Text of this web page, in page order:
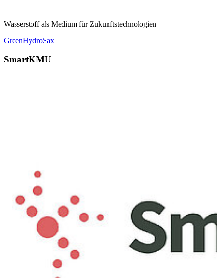
Wasserstoff als Medium für Zukunftstechnologien
GreenHydroSax
SmartKMU